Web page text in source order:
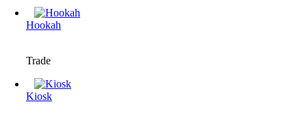
Hookah
Trade
Kiosk